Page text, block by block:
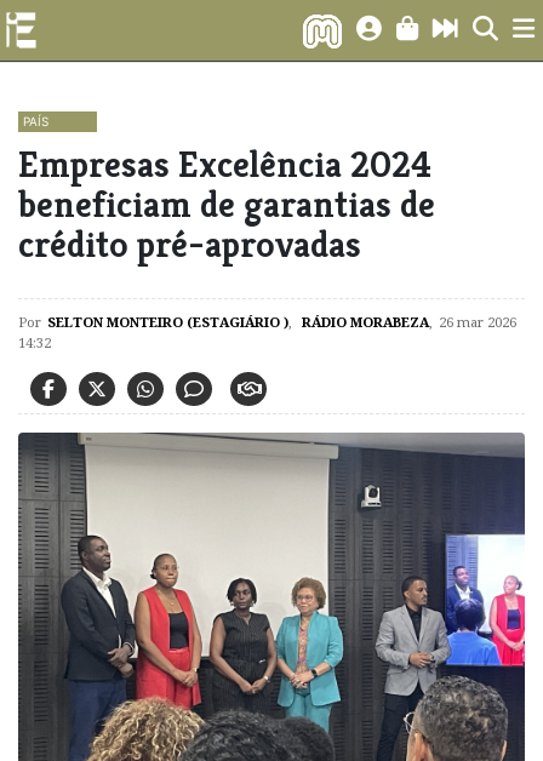
PAÍS
Empresas Excelência 2024
beneficiam de garantias de
crédito pré-aprovadas
Por SELTON MONTEIRO (ESTAGIÁRIO ), RÁDIO MORABEZA, 26 mar 2026
14:32